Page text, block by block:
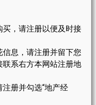
，请注册以便及时接
息，请注册并留下您
系右方本网站注册地
册并勾选“地产经